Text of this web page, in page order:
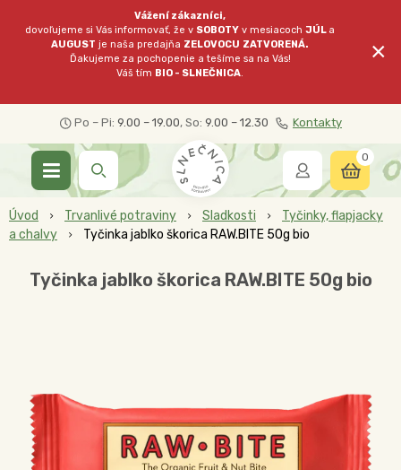
Vážení zákazníci,
dovoľujeme si Vás informovať, že v SOBOTY v mesiacochJÚL a
AUGUST je naša predajňa ZELOVOCU ZATVORENÁ.
Ďakujeme za pochopenie a tešíme sa na Vás!
Váš tím BIO - SLNEČNICA.
×
Po – Pi: 9.00 – 19.00, So: 9.00 – 12.30 Kontakty
0
Úvod Trvanlivé potraviny Sladkosti
Tyčinky, flapjacky
a chalvy
Tyčinka jablko škorica RAW.BITE 50g bio
Tyčinka jablko škorica RAW.BITE 50g bio